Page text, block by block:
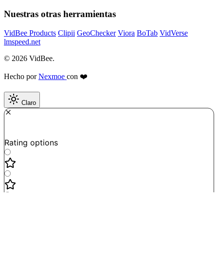
Nuestras otras herramientas
VidBee Products Clipii GeoChecker Viora BoTab VidVerse
lmspeed.net
© 2026 VidBee.
Hecho porNexmoe con ❤️
Claro
Rating options